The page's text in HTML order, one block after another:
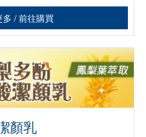
多 / 前往購買
顏乳